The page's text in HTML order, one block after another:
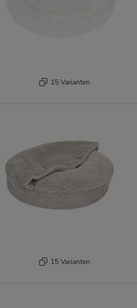
15 Varianten
15 Varianten